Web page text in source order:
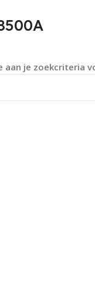
aan je zoekcriteria